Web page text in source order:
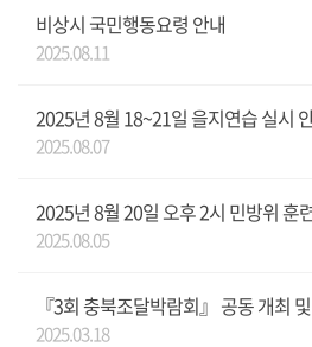
비상시 국민행동요령 안내
2025.08.11
2025년 8월 18~21일 을지연습 실시
2025.08.07
2025년 8월 20일 오후 2시 민방위 훈
2025.08.05
『3회 충북조달박람회』 공동 개최
2025.03.18